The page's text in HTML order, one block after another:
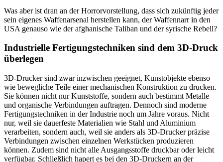
Was aber ist dran an der Horrorvorstellung, dass sich zukünftig jeder
sein eigenes Waffenarsenal herstellen kann, der Waffennarr in den
USA genauso wie der afghanische Taliban und der syrische Rebell?
Industrielle Fertigungstechniken sind dem 3D-Druck
überlegen
3D-Drucker sind zwar inzwischen geeignet, Kunstobjekte ebenso
wie bewegliche Teile einer mechanischen Konstruktion zu drucken.
Sie können nicht nur Kunststoffe, sondern auch bestimmt Metalle
und organische Verbindungen auftragen. Dennoch sind moderne
Fertigungstechniken in der Industrie noch um Jahre voraus. Nicht
nur, weil sie dauerfeste Materialien wie Stahl und Aluminium
verarbeiten, sondern auch, weil sie anders als 3D-Drucker präzise
Verbindungen zwischen einzelnen Werkstücken produzieren
können. Zudem sind nicht alle Ausgangsstoffe druckbar oder leicht
verfügbar. Schließlich hapert es bei den 3D-Druckern an der